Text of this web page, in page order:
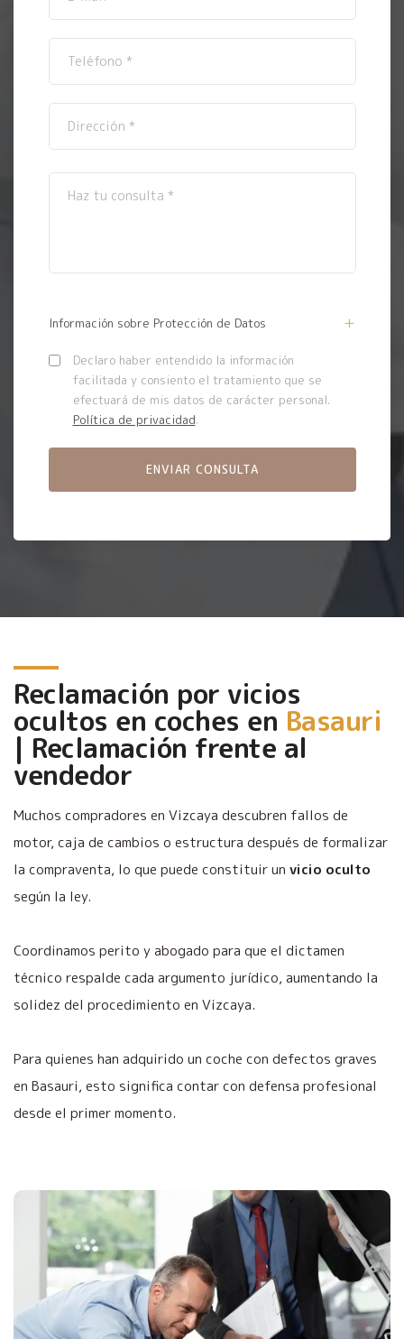
Información sobre Protección de Datos
Declaro haber entendido la información
facilitada y consiento el tratamiento que se
efectuará de mis datos de carácter personal.
Política de privacidad.
Reclamación por vicios
ocultos en coches en Basauri
| Reclamación frente al
vendedor
Muchos compradores en Vizcaya descubren fallos de
motor, caja de cambios o estructura después de formalizar
la compraventa, lo que puede constituir un vicio oculto
según la ley.
Coordinamos perito y abogado para que el dictamen
técnico respalde cada argumento jurídico, aumentando la
solidez del procedimiento en Vizcaya.
Para quienes han adquirido un coche con defectos graves
en Basauri, esto significa contar con defensa profesional
desde el primer momento.